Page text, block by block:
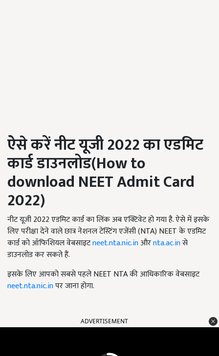
ऐसे करें नीट यूजी 2022 का एडमिट
कार्ड डाउनलोड(How to
download NEET Admit Card
2022)
नीट यूजी 2022 एडमिट कार्ड का लिंक अब एक्टिवेट हो गया है. ऐसे में इसके
लिए परीक्षा देने वाले छात्र नेशनल टेस्टिंग एजेंसी (NTA) NEET के एडमिट
कार्ड को ऑफिशियल वेबसाइटneet.nta.nic.inऔरnta.ac.inसे
डाउनलोड कर सकते हैं.
इसके लिए आपको सबसे पहले NEET NTA की आधिकारिक वेबसाइट
neet.nta.nic.inपर जाना होगा.
ADVERTISEMENT